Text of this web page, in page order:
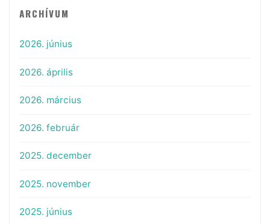
ARCHÍVUM
2026. június
2026. április
2026. március
2026. február
2025. december
2025. november
2025. június